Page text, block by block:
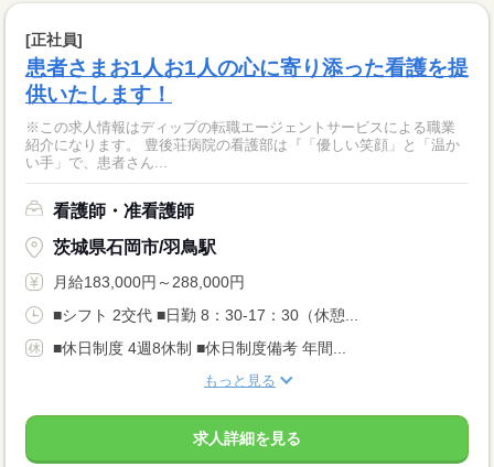
[正社員]
患者さまお1人お1人の心に寄り添った看護を提
供いたします！
※この求人情報はディップの転職エージェントサービスによる職業
紹介になります。 豊後荘病院の看護部は『「優しい笑顔」と「温か
い手」で、患者さん...
看護師・准看護師
茨城県石岡市/羽鳥駅
月給183,000円～288,000円
■シフト 2交代 ■日勤 8：30-17：30（休憩...
■休日制度 4週8休制 ■休日制度備考 年間...
もっと見る
求人詳細を見る